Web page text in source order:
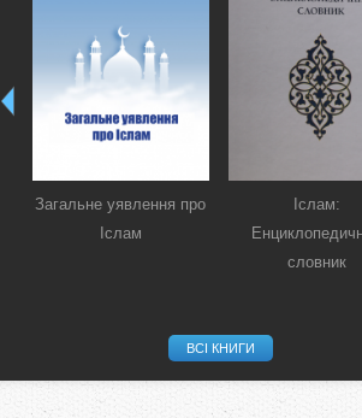
Загальне уявлення про
Іслам
Іслам:
словник
ВСІ КНИГИ